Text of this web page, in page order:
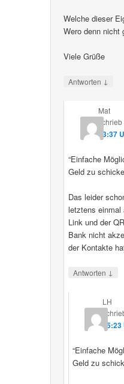
Welche dieser
Wero denn nicht
Viele Grüße
Antworten ↓
Mat
schrieb
23:37
“Einfache
Geld zu
Das leider
letztens einmal
Link und der
Bank nicht
der Kontakte
Antworten ↓
LH
15:23
“Einfache
Geld zu